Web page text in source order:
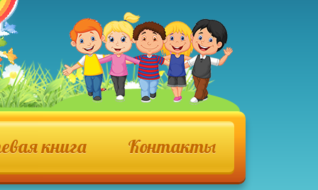
книга Контакты